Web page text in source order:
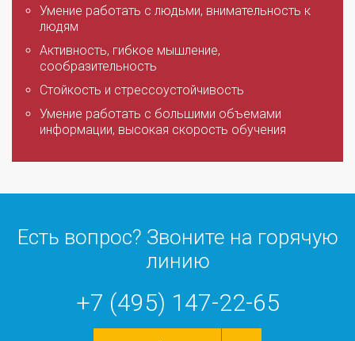
Умение работать с людьми, внимательность к
людям
Активность, гибкое мышление,
сообразительность
Стойкость и стрессоустойчивость
Умение работать с большими объемами
информации, высокая скорость обучения
Есть вопрос? Звоните на горячую
линию
+7 (495) 147-22-65